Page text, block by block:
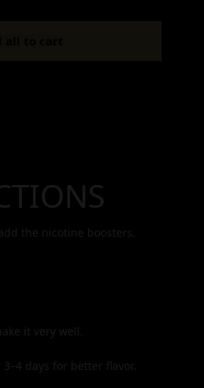
the nicotine boosters.
it very well.
days for better flavor.